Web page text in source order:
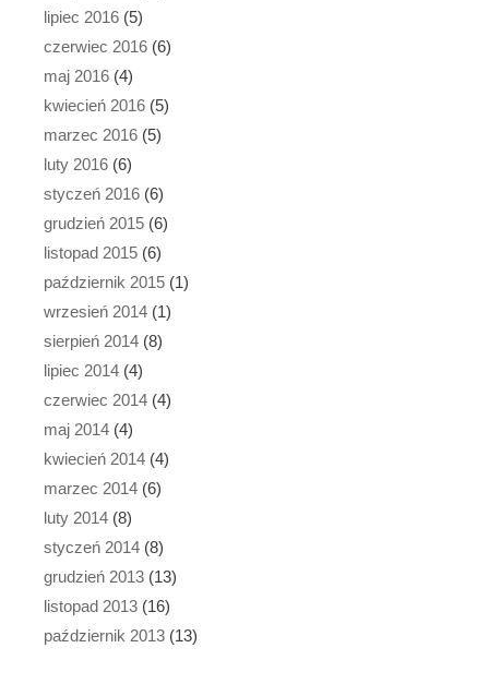
lipiec 2016 (5)
czerwiec 2016 (6)
maj 2016 (4)
kwiecień 2016 (5)
marzec 2016 (5)
luty 2016 (6)
styczeń 2016 (6)
grudzień 2015 (6)
listopad 2015 (6)
październik 2015 (1)
wrzesień 2014 (1)
sierpień 2014 (8)
lipiec 2014 (4)
czerwiec 2014 (4)
maj 2014 (4)
kwiecień 2014 (4)
marzec 2014 (6)
luty 2014 (8)
styczeń 2014 (8)
grudzień 2013 (13)
listopad 2013 (16)
październik 2013 (13)